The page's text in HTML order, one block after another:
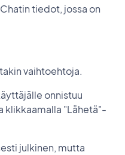
tiedot, jossa on
vaihtoehtoja.
onnistuu
klikkaamalla "Lähetä"-
julkinen, mutta